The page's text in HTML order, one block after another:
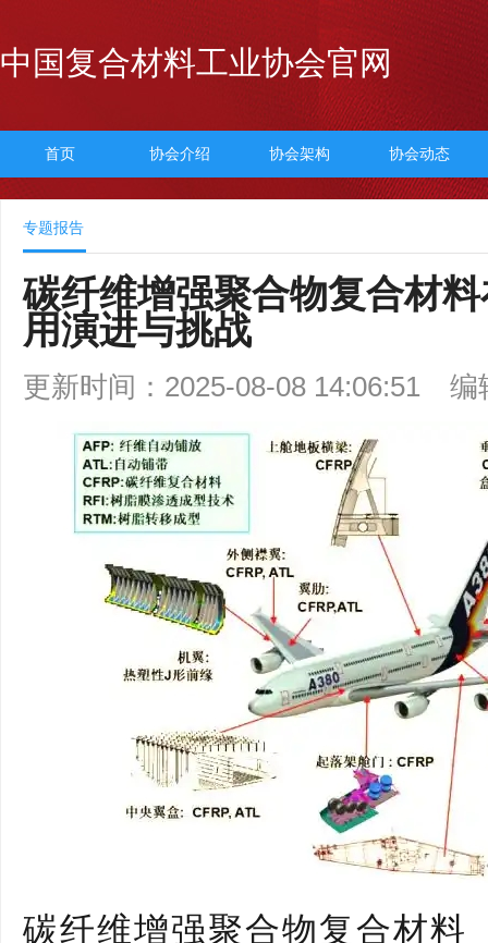
中国复合材料工业协会官网
首页 协会介绍 协会架构 协会动态
专题报告
碳纤维增强聚合物复合材
用演进与挑战
更新时间：2025-08-08 14:06:51 编
碳纤维增强聚合物复合材料